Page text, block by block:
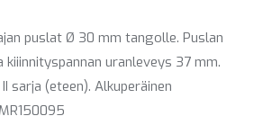
puslat Ø 30 mm tangolle. Puslan
kiiinnityspannan uranleveys 37 mm.
sarja (eteen). Alkuperäinen